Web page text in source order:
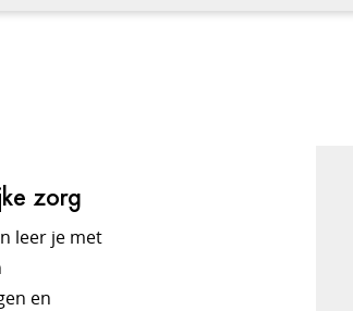
zorg
leer je met
en